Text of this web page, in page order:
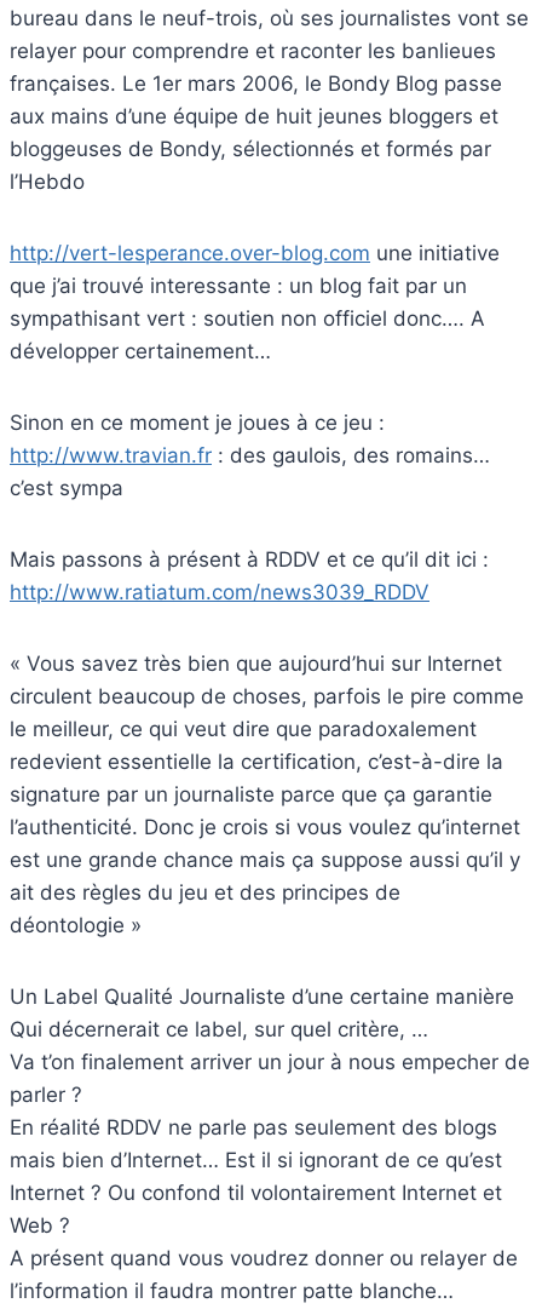
bureau dans le neuf-trois, où ses journalistes vont se
relayer pour comprendre et raconter les banlieues
françaises. Le 1er mars 2006, le Bondy Blog passe
aux mains d’une équipe de huit jeunes bloggers et
bloggeuses de Bondy, sélectionnés et formés par
l’Hebdo
http://vert-lesperance.over-blog.com une initiative
que j’ai trouvé interessante : un blog fait par un
sympathisant vert : soutien non officiel donc…. A
développer certainement…
Sinon en ce moment je joues à ce jeu :
http://www.travian.fr : des gaulois, des romains…
c’est sympa
Mais passons à présent à RDDV et ce qu’il dit ici :
http://www.ratiatum.com/news3039_RDDV
« Vous savez très bien que aujourd’hui sur Internet
circulent beaucoup de choses, parfois le pire comme
le meilleur, ce qui veut dire que paradoxalement
redevient essentielle la certification, c’est-à-dire la
signature par un journaliste parce que ça garantie
l’authenticité. Donc je crois si vous voulez qu’internet
est une grande chance mais ça suppose aussi qu’il y
ait des règles du jeu et des principes de
déontologie »
Un Label Qualité Journaliste d’une certaine manière
Qui décernerait ce label, sur quel critère, …
Va t’on finalement arriver un jour à nous empecher de
parler ?
En réalité RDDV ne parle pas seulement des blogs
mais bien d’Internet… Est il si ignorant de ce qu’est
Internet ? Ou confond til volontairement Internet et
Web ?
A présent quand vous voudrez donner ou relayer de
l’information il faudra montrer patte blanche…